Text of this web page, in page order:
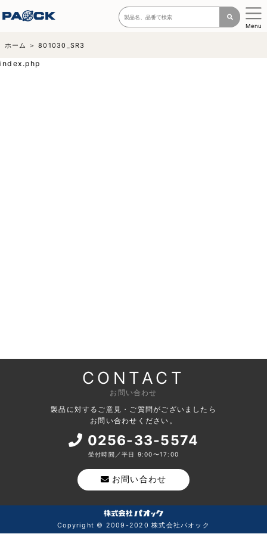
Menu
ホーム 801030_SR3
index.php
CONTACT
お問い合わせ
製品に対するご意見・ご質問がございましたら
お問い合わせください。
0256-33-5574
受付時間／平日 9:00〜17:00
お問い合わせ
Copyright © 2009-2020 株式会社パオック